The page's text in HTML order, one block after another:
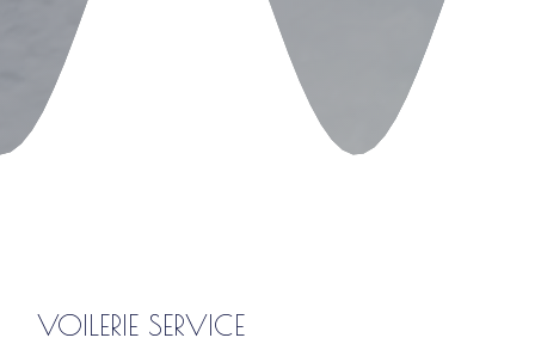
VOILERIE SERVICE